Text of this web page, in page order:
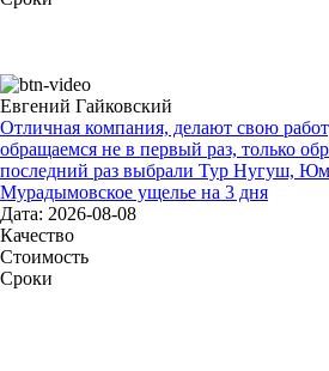
Евгений Гайковский
Отличная компания, делают свою
обращаемся не в первый раз, только
последний раз выбрали Тур Нугуш,
Мурадымовское ущелье на 3 дня
Дата: 2026-08-08
Качество
Стоимость
Сроки